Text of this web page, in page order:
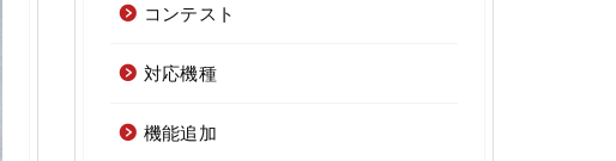
コンテスト
対応機種
機能追加